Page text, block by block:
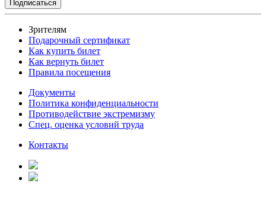
Зрителям
Подарочный сертификат
Как купить билет
Как вернуть билет
Правила посещения
Документы
Политика конфиденциальности
Противодействие экстремизму
Спец. оценка условий труда
Контакты